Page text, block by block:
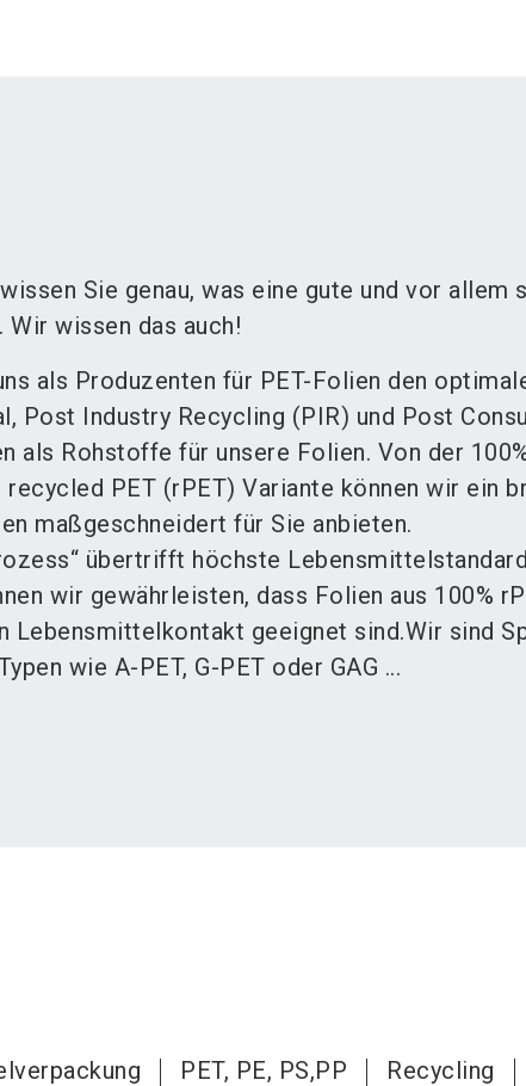
Sie genau, was eine gute und vor allem
Wir wissen das auch!
als Produzenten für PET-Folien den
Post Industry Recycling (PIR) und Post
als Rohstoffe für unsere Folien. Von der
recycled PET (rPET) Variante können wir ein
maßgeschneidert für Sie anbieten.
übertrifft höchste
wir gewährleisten, dass Folien aus 100%
Lebensmittelkontakt geeignet sind.Wir sind
wie A-PET, G-PET oder GAG ...
PET, PE, PS,PP Recycling